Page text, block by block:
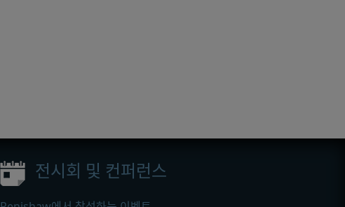
전시회 및 컨퍼런스